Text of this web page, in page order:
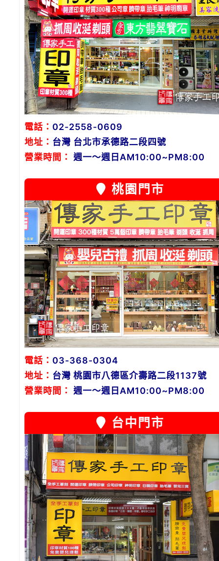
電話： 02-2558-0609
地址： 台灣 台北市承德路二段四號
營業時間：
週一～週日AM10:00~PM8:00
桃園門市
電話： 03-368-0304
地址： 台灣 桃園市八德區介壽路二段1137號
營業時間：
週一～週日AM10:00~PM8:00
台中門市